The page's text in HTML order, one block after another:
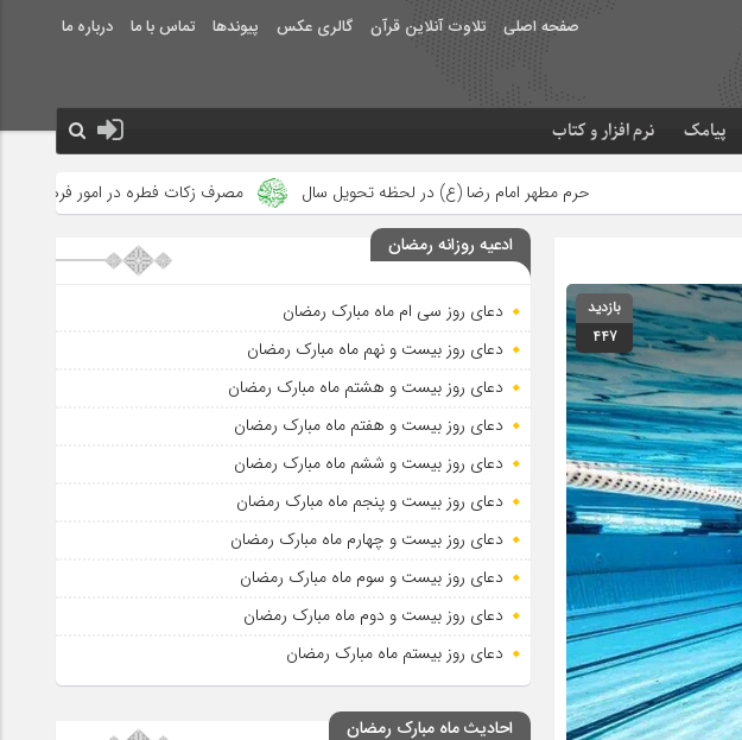
صفحه اصلی تلاوت آنلاین قرآن گالری عکس پیوندها تماس با ما درباره ما
پیامک نرم افزار و کتاب
حرم مطهر امام رضا (ع) در لحظه تحویل سال مصرف زکات فطره در امور فرهنگی جلوه‌های بزرگ
بازدید
447
ادعیه روزانه رمضان
دعای روز سی ام ماه مبارک رمضان
دعای روز بیست و نهم ماه مبارک رمضان
دعای روز بیست و هشتم ماه مبارک رمضان
دعای روز بیست و هفتم ماه مبارک رمضان
دعای روز بیست و ششم ماه مبارک رمضان
دعای روز بیست و پنجم ماه مبارک رمضان
دعای روز بیست و چهارم ماه مبارک رمضان
دعای روز بیست و سوم ماه مبارک رمضان
دعای روز بیست و دوم ماه مبارک رمضان
دعای روز بیستم ماه مبارک رمضان
احادیث ماه مبارک رمضان